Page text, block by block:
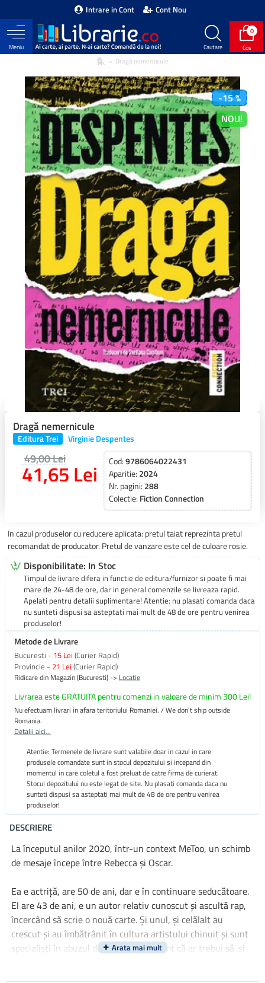
Intrare in Cont Cont Nou
0
Dragă nemernicule
NOU!
-15 %
Dragă nemernicule
Editura Trei Virginie Despentes
41,65 Lei
49,00 Lei Cod:9786064022431
Aparitie: 2024
Nr. pagini: 288
Colectie: Fiction Connection
Metode de Livrare
Bucuresti - 15 Lei (Curier Rapid)
Provincie - 21 Lei (Curier Rapid)
Ridicare din Magazin (Bucuresti) -> Locatie
Livrarea este GRATUITA pentru comenzi in valoare de minim 300 Lei!
Nu efectuam livrari in afara teritoriului Romaniei. / We don't ship outside
Romania.
Detalii aici...
Atentie: Termenele de livrare sunt valabile doar in cazul in care
produsele comandate sunt in stocul depozitului si incepand din
momentul in care coletul a fost preluat de catre firma de curierat.
Stocul depozitului nu este legat de site. Nu plasati comanda daca nu
sunteti dispusi sa asteptati mai mult de 48 de ore pentru venirea
produselor!
In cazul produselor cu reducere aplicata: pretul taiat reprezinta pretul
recomandat de producator. Pretul de vanzare este cel de culoare rosie.
Disponibilitate: In Stoc
Timpul de livrare difera in functie de editura/furnizor si poate fi mai
mare de 24-48 de ore, dar in general comenzile se livreaza rapid.
Apelati pentru detalii suplimentare! Atentie: nu plasati comanda daca
nu sunteti dispusi sa asteptati mai mult de 48 de ore pentru venirea
produselor!
DESCRIERE
La începutul anilor 2020, într-un context MeToo, un schimb
de mesaje începe între Rebecca şi Oscar.
Ea e actriță, are 50 de ani, dar e în continuare seducătoare.
El are 43 de ani, e un autor relativ cunoscut şi ascultă rap,
încercând să scrie o nouă carte. Şi unul, şi celălalt au
crescut şi au îmbătrânit în cultura artistului chinuit şi sunt
specialişti în abuzul de droguri, însă simt că ar trebui să-şi